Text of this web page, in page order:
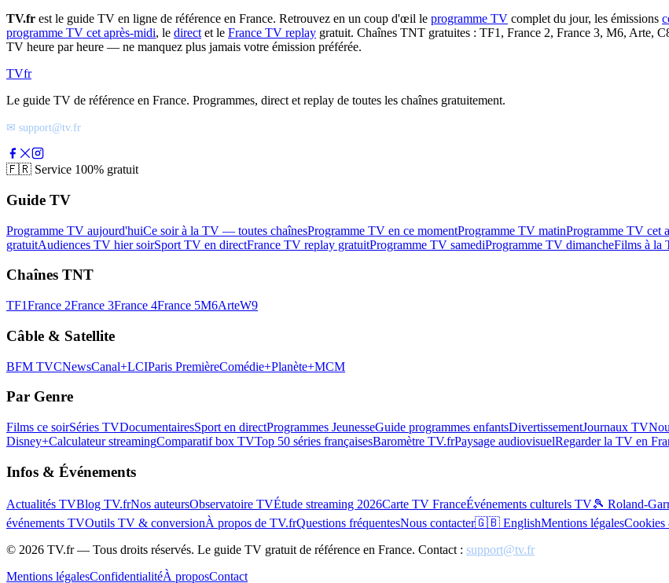
TV.fr est le guide TV en ligne de référence en France. Retrouvez en un coup d'œil le programme TV complet du jour, les émissions
programme TV cet après-midi, le direct et le France TV replay gratuit. Chaînes TNT gratuites : TF1, France 2, France 3, M6, Arte,
TV heure par heure — ne manquez plus jamais votre émission préférée.
TVfr
Le guide TV de référence en France. Programmes, direct et replay de toutes les chaînes gratuitement.
✉ support@tv.fr
🇫🇷 Service 100% gratuit
Guide TV
Programme TV aujourd'huiCe soir à la TV — toutes chaînesProgramme TV en ce momentProgramme TV matinProgramme TV cet
gratuitAudiences TV hier soirSport TV en directFrance TV replay gratuitProgramme TV samediProgramme TV dimancheFilms à la
Chaînes TNT
TF1France 2France 3France 4France 5M6ArteW9
Câble & Satellite
BFM TVCNewsCanal+LCIParis PremièreComédie+Planète+MCM
Par Genre
Films ce soirSéries TVDocumentairesSport en directProgrammes JeunesseGuide programmes enfantsDivertissementJournaux TV
Disney+Calculateur streamingComparatif box TVTop 50 séries françaisesBaromètre TV.frPaysage audiovisuelRegarder la TV en
Infos & Événements
Actualités TVBlog TV.frNos auteursObservatoire TVÉtude streaming 2026Carte TV FranceÉvénements culturels TV🎾 Roland-
événements TVOutils TV & conversionÀ propos de TV.frQuestions fréquentesNous contacter🇬🇧 EnglishMentions légales
© 2026 TV.fr — Tous droits réservés. Le guide TV gratuit de référence en France. Contact : support@tv.fr
Mentions légalesConfidentialitéÀ proposContact